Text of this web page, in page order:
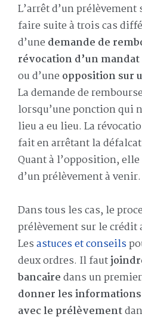
L’arrêt d’un
faire suite à trois cas
d’une demande de
révocation d’un
ou d’une opposition sur
La demande de
lorsqu’une ponction qui
lieu a eu lieu. La
fait en arrêtant la
Quant à l’opposition,
d’un prélèvement à venir.
Dans tous les cas, le
prélèvement sur le crédit
Lesastuces et conseils
deux ordres. Il faut
bancairedans un
donner les
avec le prélèvement